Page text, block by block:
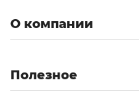
О компании
Полезное